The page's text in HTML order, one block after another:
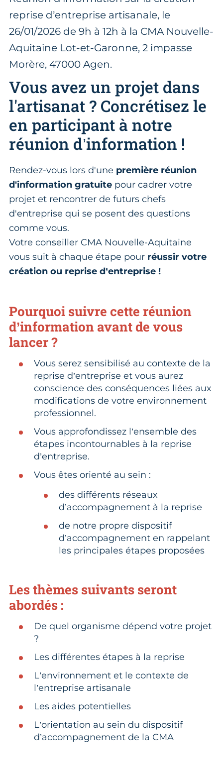
reprise d’entreprise artisanale, le
26/01/2026 de 9h à 12h à la CMA Nouvelle-
Aquitaine Lot-et-Garonne, 2 impasse
Morère, 47000 Agen.
Vous avez un projet dans
l'artisanat ? Concrétisez le
en participant à notre
réunion d’information !
Rendez-vous lors d'une première réunion
d'information gratuite pour cadrer votre
projet et rencontrer de futurs chefs
d'entreprise qui se posent des questions
comme vous.
Votre conseiller CMA Nouvelle-Aquitaine
vous suit à chaque étape pour réussir votre
création ou reprise d’entreprise !
Pourquoi suivre cette réunion
d’information avant de vous
lancer ?
Vous serez sensibilisé au contexte de la
reprise d’entreprise et vous aurez
conscience des conséquences liées aux
modifications de votre environnement
professionnel.
Vous approfondissez l’ensemble des
étapes incontournables à la reprise
d’entreprise.
Vous êtes orienté au sein :
des différents réseaux
d’accompagnement à la reprise
de notre propre dispositif
d’accompagnement en rappelant
les principales étapes proposées
Les thèmes suivants seront
abordés :
De quel organisme dépend votre projet
?
Les différentes étapes à la reprise
L’environnement et le contexte de
l’entreprise artisanale
Les aides potentielles
L’orientation au sein du dispositif
d’accompagnement de la CMA